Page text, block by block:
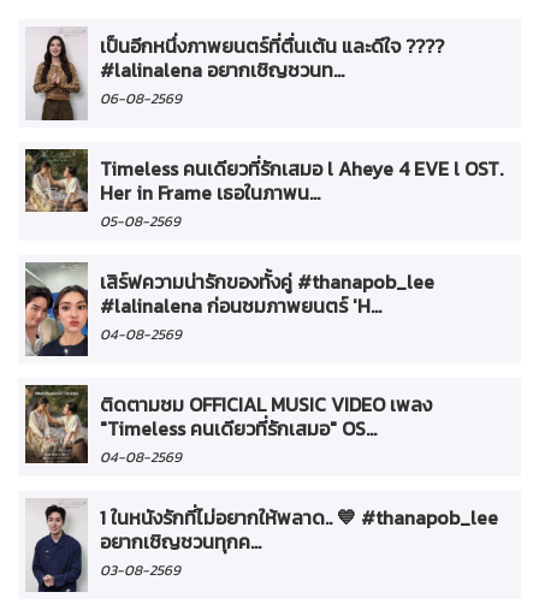
เป็นอีกหนึ่งภาพยนตร์ที่ตื่นเต้น และดีใจ ????
#lalinalena อยากเชิญชวนท...
06-08-2569
Timeless คนเดียวที่รักเสมอ l Aheye 4 EVE l OST.
Her in Frame เธอในภาพน...
05-08-2569
เสิร์ฟความน่ารักของทั้งคู่ #thanapob_lee
#lalinalena ก่อนชมภาพยนตร์ 'H...
04-08-2569
ติดตามชม OFFICIAL MUSIC VIDEO เพลง
"Timeless คนเดียวที่รักเสมอ" OS...
04-08-2569
1 ในหนังรักที่ไม่อยากให้พลาด.. 💙 #thanapob_lee
อยากเชิญชวนทุกค...
03-08-2569